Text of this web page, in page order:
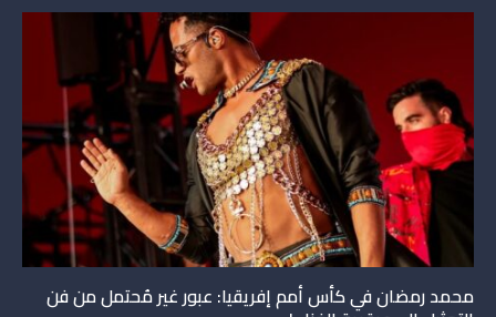
محمد رمضان في كأس أمم إفريقيا: عبور غير مُحتمل من فن